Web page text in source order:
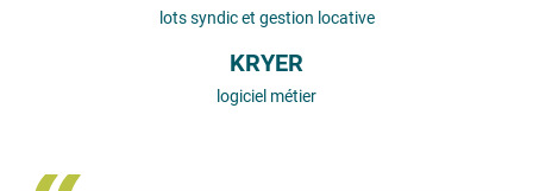
lots syndic et gestion locative
KRYER
logiciel métier